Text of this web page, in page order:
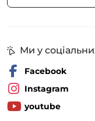
Ми у
Facebook
Instagram
youtube